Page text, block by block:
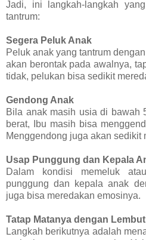
Jadi, ini langkah-langkah
tantrum:
Segera Peluk Anak
Peluk anak yang tantrum
akan berontak pada awalnya,
tidak, pelukan bisa sedikit
Gendong Anak
Bila anak masih usia di bawah
berat, Ibu masih bisa
Menggendong juga akan sedikit
Usap Punggung dan Kepala
Dalam kondisi memeluk
punggung dan kepala anak
juga bisa meredakan emosinya.
Tatap Matanya dengan Lembut
Langkah berikutnya adalah